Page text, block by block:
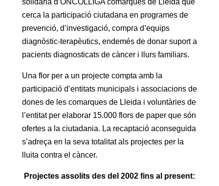
solidària d’ONCOLLIGA comarques de Lleida que
cerca la participació ciutadana en programes de
prevenció, d’investigació, compra d’equips
diagnòstic-terapèutics, endemés de donar suport a
pacients diagnosticats de càncer i llurs familiars.
Una flor per a un projecte compta amb la
participació d’entitats municipals i associacions de
dones de les comarques de Lleida i voluntàries de
l’entitat per elaborar 15.000 flors de paper que són
ofertes a la ciutadania. La recaptació aconseguida
s’adreça en la seva totalitat als projectes per la
lluita contra el càncer.
Projectes assolits des del 2002 fins al present: